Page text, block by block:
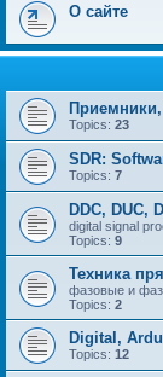
О сайте
Topics: 23
SDR:
Topics: 7
DDC, DUC,
digital signal
Topics: 9
Техника
фазовые и
Topics: 2
Digital,
Topics: 12